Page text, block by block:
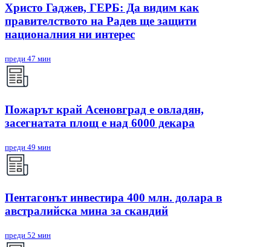
Христо Гаджев, ГЕРБ: Да видим как
правителството на Радев ще защити
националния ни интерес
преди 47 мин
Пожарът край Асеновград е овладян,
засегнатата площ е над 6000 декара
преди 49 мин
Пентагонът инвестира 400 млн. долара в
австралийска мина за скандий
преди 52 мин